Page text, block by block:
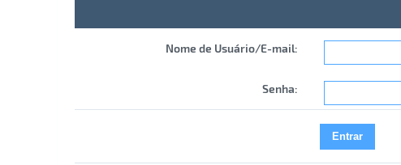
Nome de Usuário/E-mail:
Senha: